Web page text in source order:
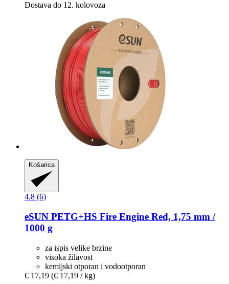
Dostava do 12. kolovoza
Košarica
4.8 (6)
eSUN PETG+HS Fire Engine Red, 1,75 mm /
1000 g
za ispis velike brzine
visoka žilavost
kemijski otporan i vodootporan
€ 17,19 (€ 17,19 / kg)